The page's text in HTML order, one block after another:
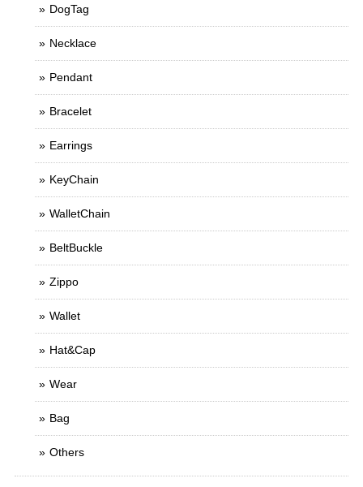
DogTag
Necklace
Pendant
Bracelet
Earrings
KeyChain
WalletChain
BeltBuckle
Zippo
Wallet
Hat&Cap
Wear
Bag
Others